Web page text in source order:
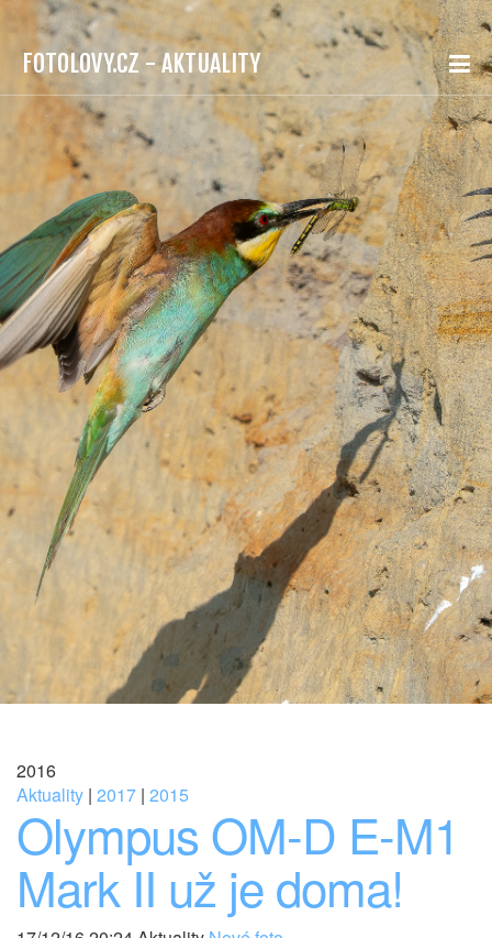
FOTOLOVY.CZ - AKTUALITY
2016
Aktuality | 2017 | 2015
Olympus OM-D E-M1
Mark II už je doma!